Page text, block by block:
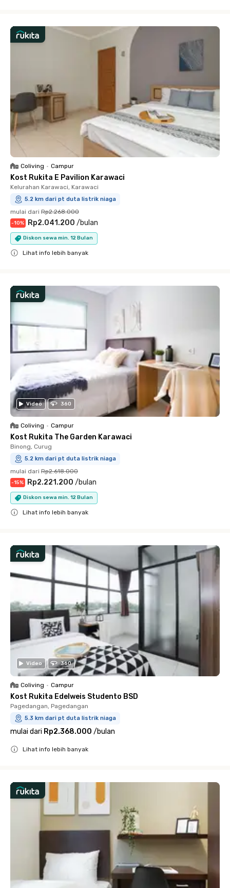
Coliving • Campur
Kost Rukita E Pavilion Karawaci
Kelurahan Karawaci, Karawaci
5.2 km dari pt duta listrik niaga
mulai dari Rp2.268.000
-10% Rp2.041.200 /bulan
Diskon sewa min. 12 Bulan
Lihat info lebih banyak
Video 360
Coliving • Campur
Kost Rukita The Garden Karawaci
Binong, Curug
5.2 km dari pt duta listrik niaga
mulai dari Rp2.618.000
-15% Rp2.221.200 /bulan
Diskon sewa min. 12 Bulan
Lihat info lebih banyak
Video 360
Coliving • Campur
Kost Rukita Edelweis Studento BSD
Pagedangan, Pagedangan
5.3 km dari pt duta listrik niaga
mulai dari Rp2.368.000 /bulan
Lihat info lebih banyak